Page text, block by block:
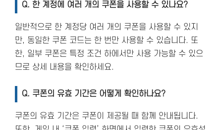
Q. 한 계정에 여러 개의 쿠폰을 사용할 수 있나요?
일반적으로 한 계정당 여러 개의 쿠폰을 사용할 수 있지
만, 동일한 쿠폰 코드는 한 번만 사용할 수 있습니다. 또
한, 일부 쿠폰은 특정 조건 하에서만 사용 가능할 수 있으
므로 상세 내용을 확인하세요.
Q. 쿠폰의 유효 기간은 어떻게 확인하나요?
쿠폰의 유효 기간은 쿠폰이 제공될 때 함께 안내됩니다.